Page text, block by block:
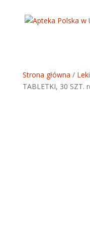
Strona główna / Leki
TABLETKI, 30 SZT.